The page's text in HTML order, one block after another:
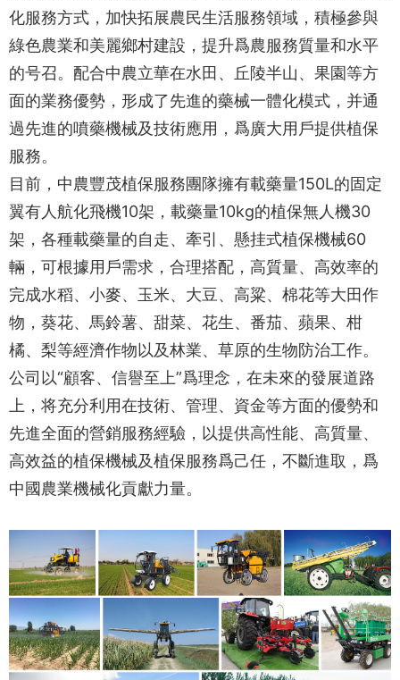
化服務方式，加快拓展農民生活服務領域，積極參與
綠色農業和美麗鄉村建設，提升爲農服務質量和水平
的号召。配合中農立華在水田、丘陵半山、果園等方
面的業務優勢，形成了先進的藥械一體化模式，并通
過先進的噴藥機械及技術應用，爲廣大用戶提供植保
服務。
目前，中農豐茂植保服務團隊擁有載藥量150L的固定
翼有人航化飛機10架，載藥量10kg的植保無人機30
架，各種載藥量的自走、牽引、懸挂式植保機械60
輛，可根據用戶需求，合理搭配，高質量、高效率的
完成水稻、小麥、玉米、大豆、高粱、棉花等大田作
物，葵花、馬鈴薯、甜菜、花生、番茄、蘋果、柑
橘、梨等經濟作物以及林業、草原的生物防治工作。
公司以“顧客、信譽至上”爲理念，在未來的發展道路
上，将充分利用在技術、管理、資金等方面的優勢和
先進全面的營銷服務經驗，以提供高性能、高質量、
高效益的植保機械及植保服務爲己任，不斷進取，爲
中國農業機械化貢獻力量。